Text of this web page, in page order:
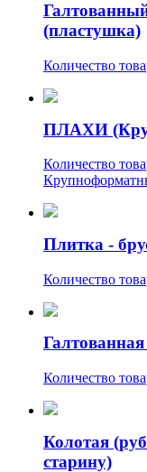
(пластушка)
Количество
ПЛАХИ
Количество
Плитка -
Количество
Количество
Колотая
старину)